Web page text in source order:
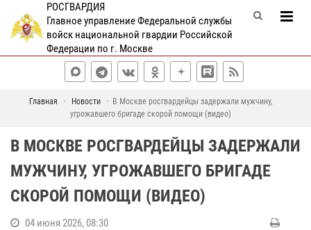
РОСГВАРДИЯ
Главное управление Федеральной службы
войск национальной гвардии Российской
Федерации по г. Москве
Главная Новости
В Москве росгвардейцы задержали мужчину,
угрожавшего бригаде скорой помощи (видео)
В МОСКВЕ РОСГВАРДЕЙЦЫ ЗАДЕРЖАЛИ
МУЖЧИНУ, УГРОЖАВШЕГО БРИГАДЕ
СКОРОЙ ПОМОЩИ (ВИДЕО)
04 июня 2026, 08:30